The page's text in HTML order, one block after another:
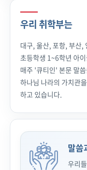
우리 취학부는
대구, 울산, 포항, 부산,
초등학생 1~6학년 아
매주 '큐티인' 본문 말
하나님 나라의 가치관
하고 있습니다.
말씀
우리